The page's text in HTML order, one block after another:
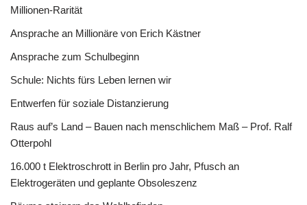
Millionen-Rarität
Ansprache an Millionäre von Erich Kästner
Ansprache zum Schulbeginn
Schule: Nichts fürs Leben lernen wir
Entwerfen für soziale Distanzierung
Raus auf’s Land – Bauen nach menschlichem Maß – Prof. Ralf
Otterpohl
16.000 t Elektroschrott in Berlin pro Jahr, Pfusch an
Elektrogeräten und geplante Obsoleszenz